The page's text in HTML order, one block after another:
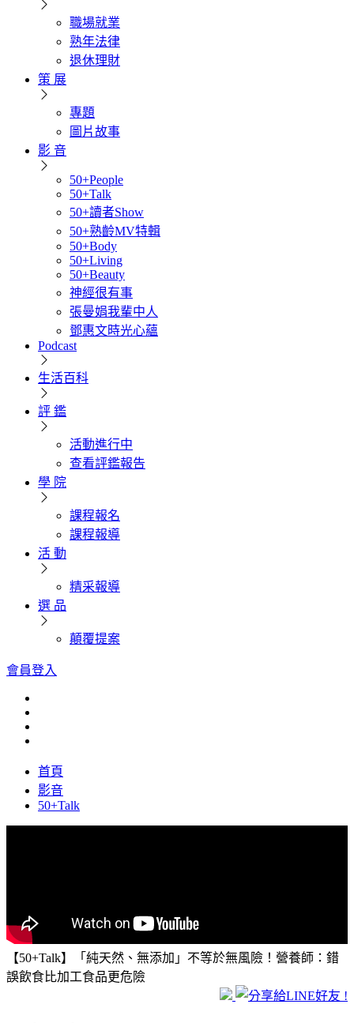
職場就業
熟年法律
退休理財
策 展
專題
圖片故事
影 音
50+People
50+Talk
50+讀者Show
50+熟齡MV特輯
50+Body
50+Living
50+Beauty
神經很有事
張曼娟我輩中人
鄧惠文時光心蘊
Podcast
生活百科
評 鑑
活動進行中
查看評鑑報告
學 院
課程報名
課程報導
活 動
精采報導
選 品
顛覆提案
會員登入
首頁
影音
50+Talk
【50+Talk】「純天然、無添加」不等於無風險！營養師：錯
誤飲食比加工食品更危險